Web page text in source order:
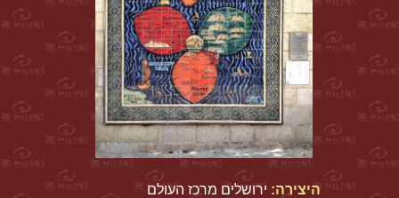
היצירה: ירושלים מרכז העולם